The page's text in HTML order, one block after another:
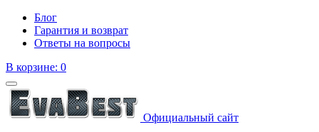
Блог
Гарантия и возврат
Ответы на вопросы
В корзине: 0
Официальный сайт